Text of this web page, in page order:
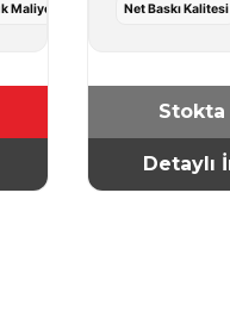
Maliyet Net Baskı Kalitesi
Stokta
Detaylı